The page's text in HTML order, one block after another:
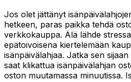
Jos olet jättänyt
hetkeen, paras paikka tehdä
verkkokauppa. Älä lähde
epätoivoisena kiertelemään
isänpäivälahjaa. Jatka sen
saat klikattua isänpäivälahjan
oston muutamassa minuutissa.